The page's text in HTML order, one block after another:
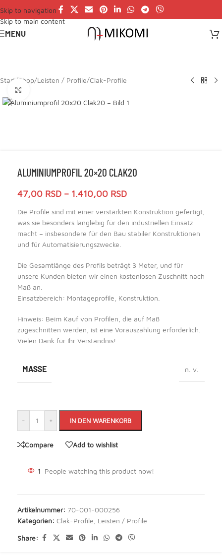
Skip to navigation
Skip to main content
MENU
Start /Shop/Leisten / Profile/Clak-Profile
ALUMINIUMPROFIL 20×20 CLAK20
47,00 RSD – 1.410,00 RSD
Die Profile sind mit einer verstärkten Konstruktion gefertigt,
was sie besonders langlebig für den industriellen Einsatz
macht – insbesondere für den Bau stabiler Konstruktionen
und für Automatisierungszwecke.
Die Gesamtlänge des Profils beträgt 3 Meter, und für
unsere Kunden bieten wir einen kostenlosen Zuschnitt nach
Maß an.
Einsatzbereich: Montageprofile, Konstruktion.
Hinweis: Beim Kauf von Profilen, die auf Maß
zugeschnitten werden, ist eine Vorauszahlung erforderlich.
Vielen Dank für Ihr Verständnis!
MASSE n. v.
- + IN DEN WARENKORB
Compare Add to wishlist
1 People watching this product now!
Artikelnummer: 70-001-000256
Kategorien: Clak-Profile Leisten / Profile
Share: